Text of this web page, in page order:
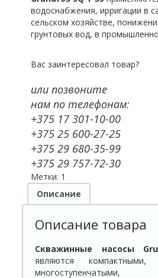
водоснабжения, ирригации в
сельском хозяйстве,
грунтовых вод, в
Вас заинтересовал товар?
или позвоните
нам по телефонам:
+375 17 301-10-00
+375 25 600-27-25
+375 29 680-35-99
+375 29 757-72-30
Метки: 1
Описание
Описание товара
Скважинные насосы
являются компактными,
многоступенчатыми,